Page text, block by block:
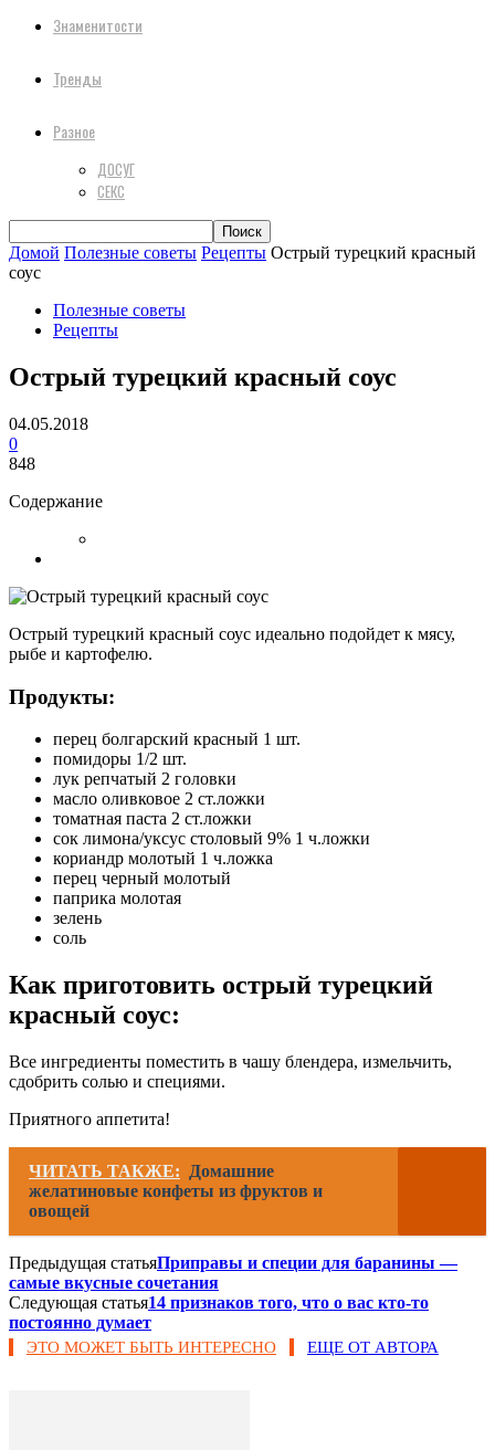
Знаменитости
Тренды
Разное
ДОСУГ
СЕКС
Домой Полезные советы Рецепты Острый турецкий красный
соус
Полезные советы
Рецепты
Острый турецкий красный соус
04.05.2018
0
848
Содержание
Острый турецкий красный соус идеально подойдет к мясу,
рыбе и картофелю.
Продукты:
перец болгарский красный 1 шт.
помидоры 1/2 шт.
лук репчатый 2 головки
масло оливковое 2 ст.ложки
томатная паста 2 ст.ложки
сок лимона/уксус столовый 9% 1 ч.ложки
кориандр молотый 1 ч.ложка
перец черный молотый
паприка молотая
зелень
соль
Как приготовить острый турецкий
красный соус:
Все ингредиенты поместить в чашу блендера, измельчить,
сдобрить солью и специями.
Приятного аппетита!
ЧИТАТЬ ТАКЖЕ:
Домашние
желатиновые конфеты из фруктов и
овощей
Предыдущая статьяПриправы и специи для баранины —
самые вкусные сочетания
Следующая статья14 признаков того, что о вас кто-то
постоянно думает
ЭТО МОЖЕТ БЫТЬ ИНТЕРЕСНО ЕЩЕ ОТ АВТОРА